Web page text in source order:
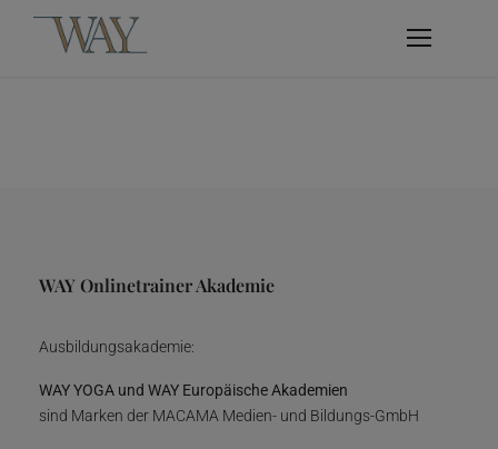
WAY Onlinetrainer Akademie
Ausbildungsakademie:
WAY YOGA und WAY Europäische Akademien
sind Marken der MACAMA Medien- und Bildungs-GmbH